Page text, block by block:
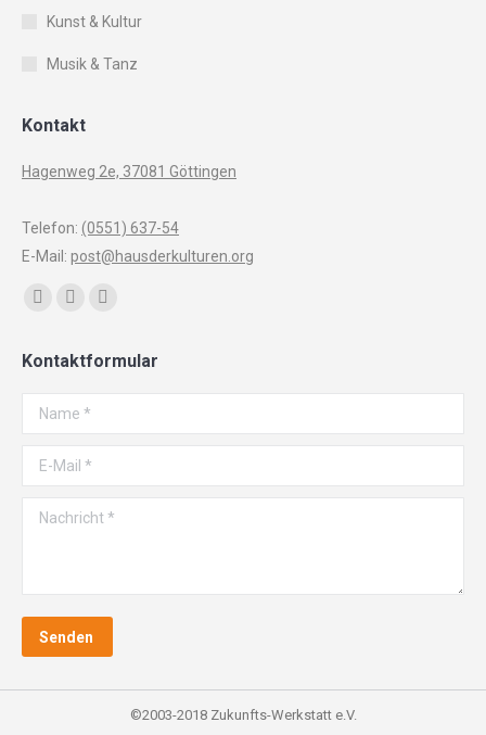
Kunst & Kultur
Musik & Tanz
Kontakt
Hagenweg 2e, 37081 Göttingen
Telefon: (0551) 637-54
E-Mail: post@hausderkulturen.org
Finden Sie uns auf:
opens
in
new
window
opens
in
new
window
opens
in
window
Kontaktformular
Name *
E-Mail *
Nachricht *
Senden
©2003-2018 Zukunfts-Werkstatt e.V.